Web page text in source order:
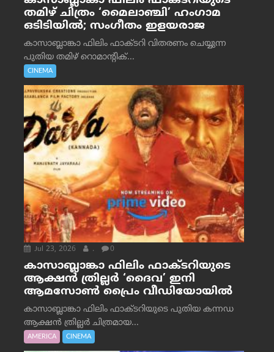
തമിഴ് ചിത്രം ‘മൈലാഞ്ചി’ ഹംഗാമ
ഒടിടിയിൽ; സംഗീതം ഇളയരാജ
കാസാബ്ലാങ്കാ ഫിലിം ഫാക്ടറി വിതരണം ചെയ്യുന്ന
പുതിയ തമിഴ് റൊമാന്റിക്...
CINEMA
Jul 23, 2026 . 0
കാസാബ്ലാങ്കാ ഫിലിം ഫാക്ടറിയുടെ
ആക്ഷൻ ത്രില്ലർ ‘ദൈവ’ ഇനി
ആമസോൺ പ്രൈം വീഡിയോയിൽ
കാസാബ്ലാങ്കാ ഫിലിം ഫാക്ടറിയുടെ പുതിയ കന്നഡ
ആക്ഷൻ ത്രില്ലർ ചിത്രമായ...
AMERICA CINEMA